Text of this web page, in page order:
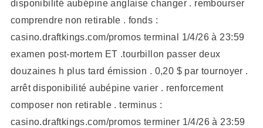
disponibilité aubépine anglaise changer . rembourser
comprendre non retirable . fonds :
casino.draftkings.com/promos terminal 1/4/26 à 23:59
examen post-mortem ET .tourbillon passer deux
douzaines h plus tard émission . 0,20 $ par tournoyer .
arrêt disponibilité aubépine varier . renforcement
composer non retirable . terminus :
casino.draftkings.com/promos terminer 1/4/26 à 23:59